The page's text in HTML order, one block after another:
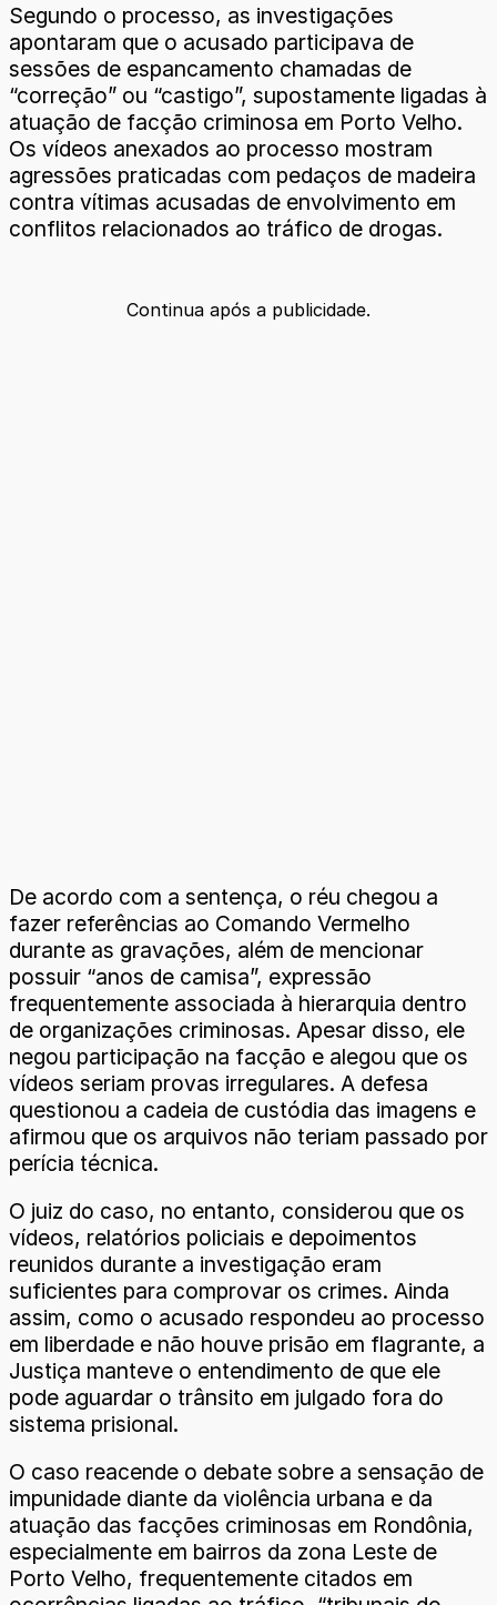
Segundo o processo, as investigações
apontaram que o acusado participava de
sessões de espancamento chamadas de
“correção” ou “castigo”, supostamente ligadas à
atuação de facção criminosa em Porto Velho.
Os vídeos anexados ao processo mostram
agressões praticadas com pedaços de madeira
contra vítimas acusadas de envolvimento em
conflitos relacionados ao tráfico de drogas.
Continua após a publicidade.
De acordo com a sentença, o réu chegou a
fazer referências ao Comando Vermelho
durante as gravações, além de mencionar
possuir “anos de camisa”, expressão
frequentemente associada à hierarquia dentro
de organizações criminosas. Apesar disso, ele
negou participação na facção e alegou que os
vídeos seriam provas irregulares. A defesa
questionou a cadeia de custódia das imagens e
afirmou que os arquivos não teriam passado por
perícia técnica.
O juiz do caso, no entanto, considerou que os
vídeos, relatórios policiais e depoimentos
reunidos durante a investigação eram
suficientes para comprovar os crimes. Ainda
assim, como o acusado respondeu ao processo
em liberdade e não houve prisão em flagrante, a
Justiça manteve o entendimento de que ele
pode aguardar o trânsito em julgado fora do
sistema prisional.
O caso reacende o debate sobre a sensação de
impunidade diante da violência urbana e da
atuação das facções criminosas em Rondônia,
especialmente em bairros da zona Leste de
Porto Velho, frequentemente citados em